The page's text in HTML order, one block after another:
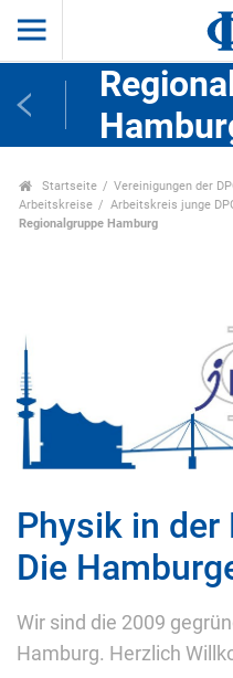
Startseite Vereinigungen der
Arbeitskreise
Arbeitskreis junge
Regionalgruppe Hamburg
Physik in
Die
Wir sind die 2009
Hamburg. Herzlich